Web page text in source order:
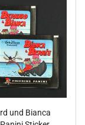
und Bianca